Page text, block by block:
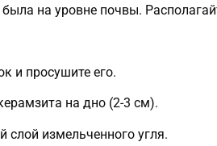
на уровне почвы.
и просушите его.
на дно (2-3 см).
слой измельченного угля.